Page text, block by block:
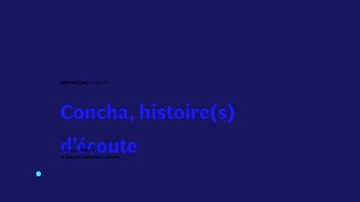
RÉPERTOIRE — 2021
Concha, histoire(s)
d’écoute
Hortense Belhôte
& Marcela Santander Corvalán